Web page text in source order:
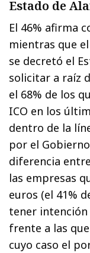
Estado de
El 46% afirma
mientras que
se decretó el
solicitar a raíz
el 68% de los
ICO en los
dentro de la
por el
diferencia
las empresas
euros (el 41%
tener
frente a las
cuyo caso el